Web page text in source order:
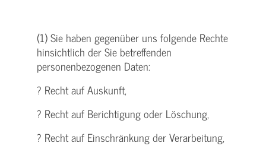
(1) Sie haben gegenüber uns folgende Rechte
hinsichtlich der Sie betreffenden
personenbezogenen Daten:
? Recht auf Auskunft,
? Recht auf Berichtigung oder Löschung,
? Recht auf Einschränkung der Verarbeitung,